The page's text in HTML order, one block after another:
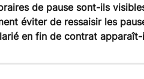
de pause sont-ils
éviter de ressaisir les
en fin de contrat